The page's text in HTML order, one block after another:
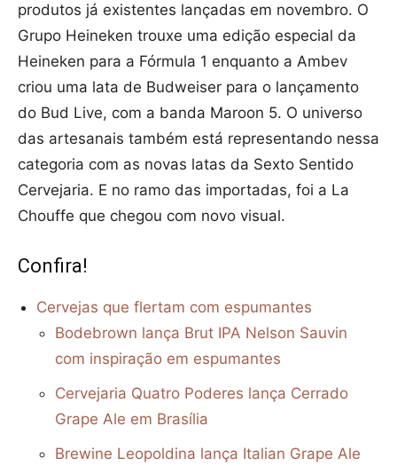
produtos já existentes lançadas em novembro. O
Grupo Heineken trouxe uma edição especial da
Heineken para a Fórmula 1 enquanto a Ambev
criou uma lata de Budweiser para o lançamento
do Bud Live, com a banda Maroon 5. O universo
das artesanais também está representando nessa
categoria com as novas latas da Sexto Sentido
Cervejaria. E no ramo das importadas, foi a La
Chouffe que chegou com novo visual.
Confira!
Cervejas que flertam com espumantes
Bodebrown lança Brut IPA Nelson Sauvin
com inspiração em espumantes
Cervejaria Quatro Poderes lança Cerrado
Grape Ale em Brasília
Brewine Leopoldina lança Italian Grape Ale